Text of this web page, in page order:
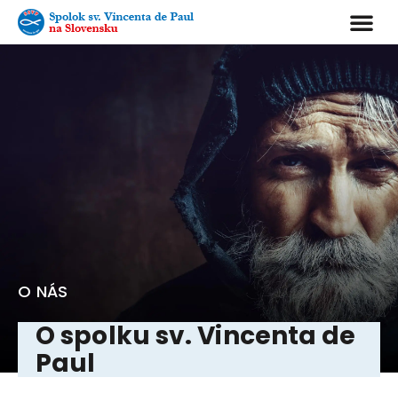
O NÁS
O spolku sv. Vincenta de
Paul